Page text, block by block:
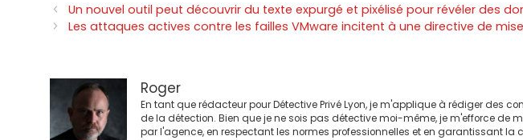
Navigation
des
Un nouvel outil peut découvrir du texte expurgé et pixélisé pour révéler des
Les attaques actives contre les failles VMware incitent à une directive de
Roger
En tant que rédacteur pour Détective Privé Lyon, je m'applique à rédiger des
de la détection. Bien que je ne sois pas détective moi-même, je m'efforce de
par l'agence, en respectant les normes professionnelles et en garantissant la